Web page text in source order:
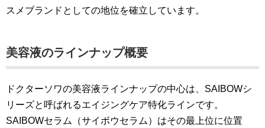
スメブランドとしての地位を確立しています。
美容液のラインナップ概要
ドクターソワの美容液ラインナップの中心は、SAIBOWシ
リーズと呼ばれるエイジングケア特化ラインです。
SAIBOWセラム（サイボウセラム）はその最上位に位置